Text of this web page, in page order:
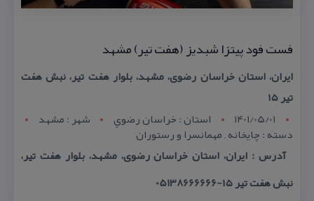
فست فود پیتزا شبدیز (هفت تیر) مشهد
ایران، استان خراسان رضوی، مشهد، بلوار هفت تیر، نبش هفت
تیر ۱۵
1401/05/01
استان : خراسان رضوي شهر : مشهد
دسته : چایخانه , مهمانسرا و رستوران
آدرس : ایران، استان خراسان رضوی، مشهد، بلوار هفت تیر،
نبش هفت تیر ۱۵-05138666666